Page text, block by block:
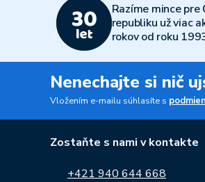
Razíme mince pre
republiku už viac
rokov od roku
Nenechajte si nič
Vložením e-mailu súhlasíte s
Zostaňte s nami v kontakte
+421 940 644 668